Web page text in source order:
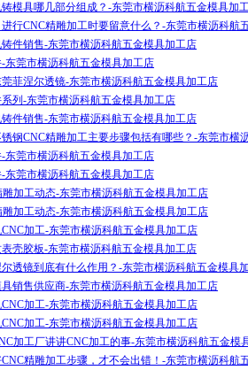
模具哪几部分组成？-东莞市横沥科航五金模具加
行CNC精雕加工时要留意什么？-东莞市横沥科航
件销售-东莞市横沥科航五金模具加工店
东莞市横沥科航五金模具加工店
菲涅尔透镜-东莞市横沥科航五金模具加工店
列-东莞市横沥科航五金模具加工店
件销售-东莞市横沥科航五金模具加工店
钢CNC精雕加工主要步骤包括有哪些？-东莞市横
东莞市横沥科航五金模具加工店
东莞市横沥科航五金模具加工店
雕加工动态-东莞市横沥科航五金模具加工店
雕加工动态-东莞市横沥科航五金模具加工店
加工-东莞市横沥科航五金模具加工店
壳胶板-东莞市横沥科航五金模具加工店
透镜到底有什么作用？-东莞市横沥科航五金模具
销售供应商-东莞市横沥科航五金模具加工店
加工-东莞市横沥科航五金模具加工店
加工-东莞市横沥科航五金模具加工店
加工厂讲讲CNC加工的事-东莞市横沥科航五金模
精雕加工步骤，才不会出错！-东莞市横沥科航